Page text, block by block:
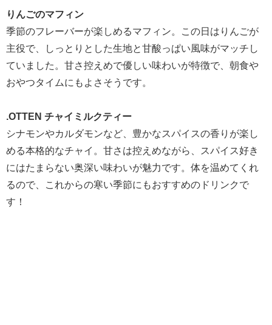
りんごのマフィン
季節のフレーバーが楽しめるマフィン。この日はりんごが
主役で、しっとりとした生地と甘酸っぱい風味がマッチし
ていました。甘さ控えめで優しい味わいが特徴で、朝食や
おやつタイムにもよさそうです。
.OTTEN チャイミルクティー
シナモンやカルダモンなど、豊かなスパイスの香りが楽し
める本格的なチャイ。甘さは控えめながら、スパイス好き
にはたまらない奥深い味わいが魅力です。体を温めてくれ
るので、これからの寒い季節にもおすすめのドリンクで
す！